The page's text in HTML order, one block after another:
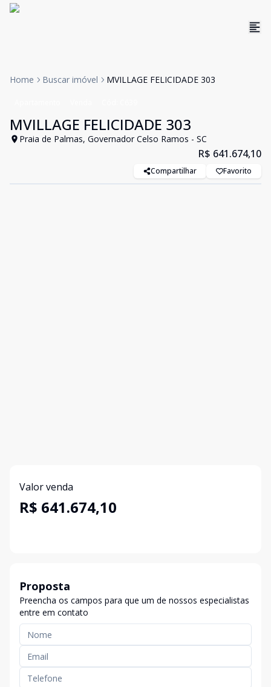
Home Buscar imóvel MVILLAGE FELICIDADE 303
MVILLAGE FELICIDADE 303
Praia de Palmas, Governador Celso Ramos - SC
R$ 641.674,10
Compartilhar Favorito
Valor venda
R$ 641.674,10
Proposta
Preencha os campos para que um de nossos especialistas
entre em contato